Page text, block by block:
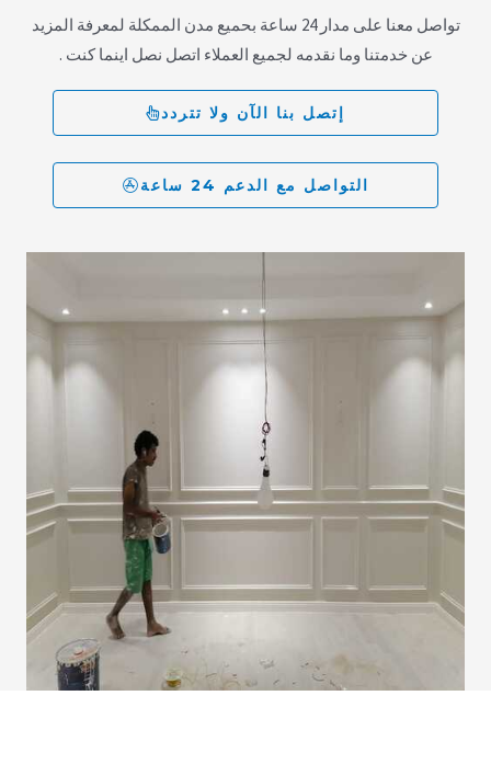
تواصل معنا على مدار 24 ساعة بحميع مدن الممكلة لمعرفة المزيد
عن خدمتنا وما نقدمه لجميع العملاء اتصل نصل اينما كنت .
إتصل بنا الآن ولا تتردد
التواصل مع الدعم 24 ساعة